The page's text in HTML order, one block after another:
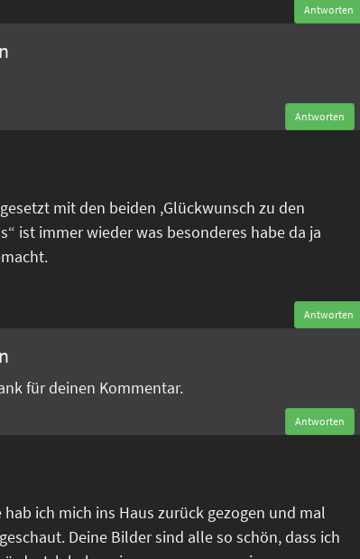
Antworten
Antworten
mit den beiden ,Glückwunsch zu den
ist immer wieder was besonderes habe da ja
Antworten
für deinen Kommentar.
Antworten
ich mich ins Haus zurück gezogen und mal
Deine Bilder sind alle so schön, dass ich